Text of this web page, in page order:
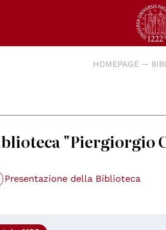
HOMEPAGE
"Piergiorgio
Presentazione della Biblioteca